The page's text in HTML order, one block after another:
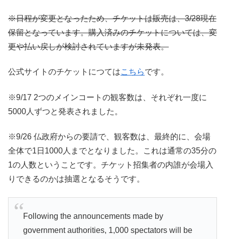
※日程が変更となったため、チケットは販売は、3/28現在
保留となっています。購入済みのチケットについては、変
更や払い戻しが検討されていますが未発表。
公式サイトのチケットにつてはこちらです。
※9/17 2つのメインコートの観客数は、それぞれ一度に
5000人ずつと発表されました。
※9/26 仏政府からの要請で、観客数は、最終的に、会場
全体で1日1000人までとなりました。これは通常の35分の
1の人数ということです。チケット招集者の内誰が会場入
りできるのかは抽選となるそうです。
Following the announcements made by
government authorities, 1,000 spectators will be